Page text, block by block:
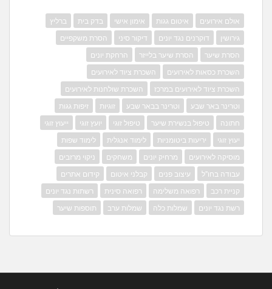
אולם אירועים איטום גגות אימון אישי בדק בית
ברליץ
גירושין
דוקרנים נגד יונים דיקור סיני
הסרת משקפיים
הסרת שיער
הסרת שיער בלייזר
הרחקת יונים
השכרת כסאות לאירועים
השכרת ציוד לאירועים
השכרת ציוד לאירועים במרכז
השכרת שולחנות לאירועים
וטרינר באר שבע
וטרינר בבאר שבע זוגיות
זיפות גגות
חתונה
טיפול בנשירת שיער טיפול זוגי יועץ זוגי
ייעוץ זוגי
יעוץ זוגי
יריעות ביטומניות לימוד אנגלית
לימוד שפות
מוסיקה לאירועים
מרחיק יונים משחקים
ניקוי מרזבים
עבודה בחו"ל
עיצוב פנים קבלני איטום
קידום אתרים
קניית רכב
רפואה משלימה רפואה סינית
רשתות נגד יונים
רשת נגד יונים
שמלות כלה שמלות ערב תוספות שיער